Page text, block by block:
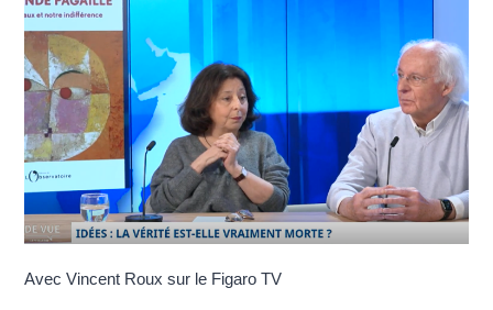
Avec Vincent Roux sur le Figaro TV